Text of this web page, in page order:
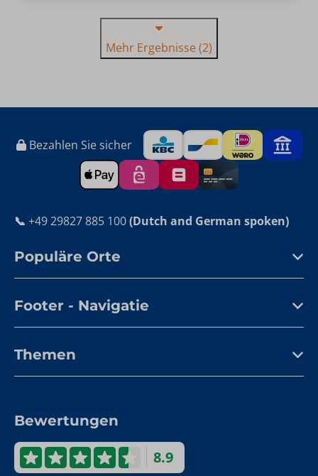
Mehr Ergebnisse (2)
Bezahlen Sie sicher
📞 +49 29827 885 100(Dutch and German spoken)
Populäre Orte
Footer - Navigatie
Themen
Bewertungen
8.9